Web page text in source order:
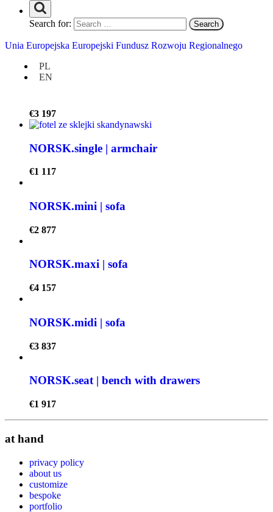
Search for:
Unia Europejska Europejski Fundusz Rozwoju Regionalnego
PL
EN
NORSK.corner | corner sofa
€3 197
NORSK.single | armchair
€1 117
NORSK.mini | sofa
€2 877
NORSK.maxi | sofa
€4 157
NORSK.midi | sofa
€3 837
NORSK.seat | bench with drawers
€1 917
at hand
privacy policy
about us
customize
bespoke
portfolio